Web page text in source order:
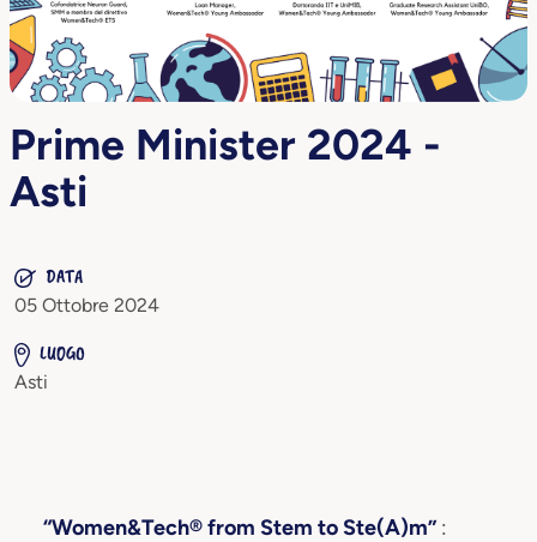
Prime Minister 2024 -
Asti
DATA
05 Ottobre 2024
LUOGO
Asti
“Women&Tech® from Stem to Ste(A)m” :